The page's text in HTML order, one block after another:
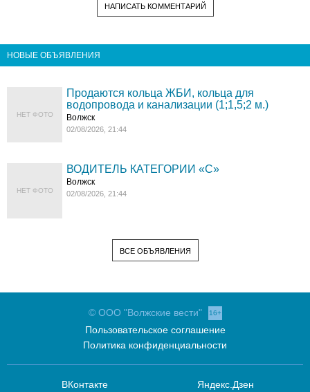
НАПИСАТЬ КОММЕНТАРИЙ
НОВЫЕ ОБЪЯВЛЕНИЯ
НЕТ ФОТО
Продаются кольца ЖБИ, кольца для
водопровода и канализации (1;1,5;2 м.)
Волжск
02/08/2026, 21:44
НЕТ ФОТО
ВОДИТЕЛЬ КАТЕГОРИИ «C»
Волжск
02/08/2026, 21:44
ВСЕ ОБЪЯВЛЕНИЯ
© ООО "Волжские вести" 16+
Пользовательское соглашение
Политика конфиденциальности
ВКонтакте Яндекс.Дзен